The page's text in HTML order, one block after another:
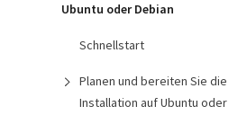
Ubuntu oder Debian
Schnellstart
Planen und bereiten Sie die
Installation auf Ubuntu oder